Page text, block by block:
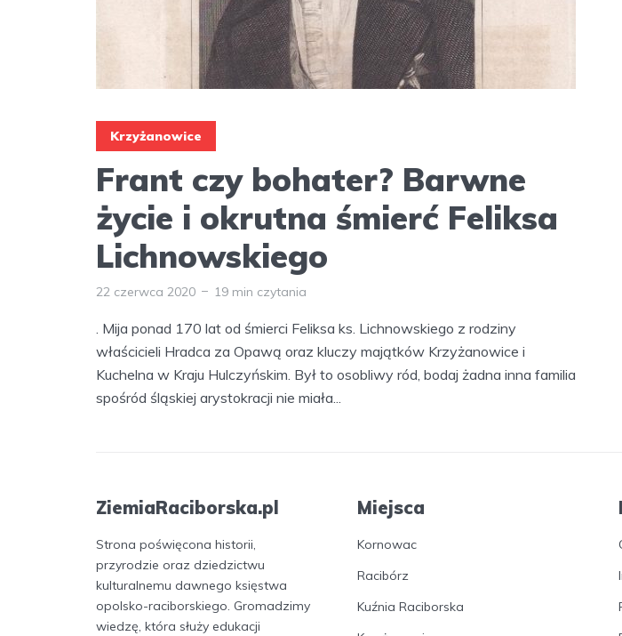
Krzyżanowice
Frant czy bohater? Barwne
życie i okrutna śmierć Feliksa
Lichnowskiego
22 czerwca 2020 19 min czytania
. Mija ponad 170 lat od śmierci Feliksa ks. Lichnowskiego z rodziny
właścicieli Hradca za Opawą oraz kluczy majątków Krzyżanowice i
Kuchelna w Kraju Hulczyńskim. Był to osobliwy ród, bodaj żadna inna familia
spośród śląskiej arystokracji nie miała...
ZiemiaRaciborska.pl
Strona poświęcona historii,
przyrodzie oraz dziedzictwu
kulturalnemu dawnego księstwa
opolsko-raciborskiego. Gromadzimy
wiedzę, która służy edukacji
Miejsca
Kornowac
Racibórz
Kuźnia Raciborska